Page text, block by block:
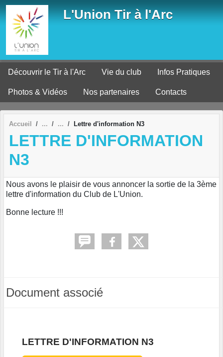
L'Union Tir à l'Arc
Découvrir le Tir à l'Arc Vie du club Infos Pratiques
Photos & Vidéos Nos partenaires Contacts
Accueil Lettre d'information N3
LETTRE D'INFORMATION
N3
Nous avons le plaisir de vous annoncer la sortie de la 3ème
lettre d'information du Club de L'Union.
Bonne lecture !!!
Document associé
LETTRE D'INFORMATION N3
Panneau de gestion des cookies